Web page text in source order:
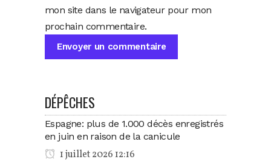
mon site dans le navigateur pour mon
prochain commentaire.
DÉPÊCHES
Espagne: plus de 1.000 décès enregistrés
en juin en raison de la canicule
1 juillet 2026 12:16